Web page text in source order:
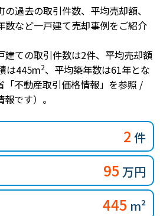
過去の取引件数、平均売却額、
数など一戸建て売却事例をご紹介
建ての取引件数は2件、 平均売却額
は445m2、 平均築年数は61年とな
「不動産取引価格情報」を参照 /
です）。
2 件
95 万円
445 m²